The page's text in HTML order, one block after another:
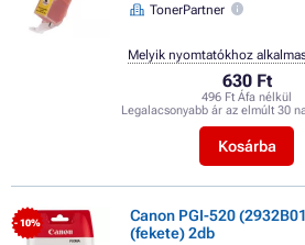
TonerPartner
630 Ft
496 Ft Áfa nélkül
Legalacsonyabb ár az elmúlt 30
Kosárba
Melyik nyomtatókhoz
- 10%
Canon PGI-520
(fekete) 2db